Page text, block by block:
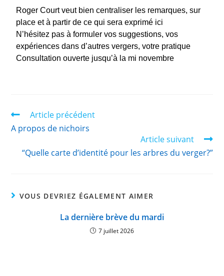
Roger Court veut bien centraliser les remarques, sur
place et à partir de ce qui sera exprimé ici
N’hésitez pas à formuler vos suggestions, vos
expériences dans d’autres vergers, votre pratique
Consultation ouverte jusqu’à la mi novembre
Article précédent
A propos de nichoirs
Article suivant
“Quelle carte d’identité pour les arbres du verger?”
VOUS DEVRIEZ ÉGALEMENT AIMER
La dernière brève du mardi
7 juillet 2026